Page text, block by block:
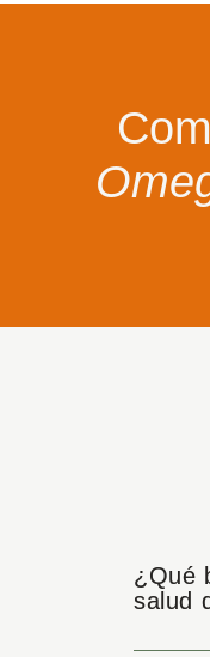
¿Qué
salud